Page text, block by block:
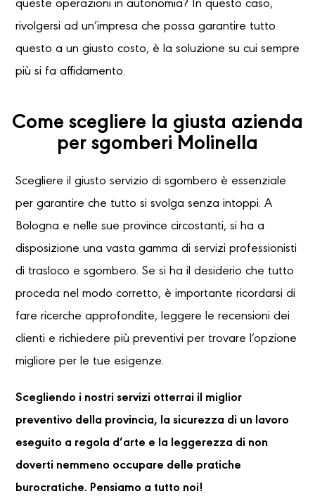
queste operazioni in autonomia? In questo caso,
rivolgersi ad un’impresa che possa garantire tutto
questo a un giusto costo, è la soluzione su cui sempre
più si fa affidamento.
Come scegliere la giusta azienda
per sgomberi Molinella
Scegliere il giusto servizio di sgombero è essenziale
per garantire che tutto si svolga senza intoppi. A
Bologna e nelle sue province circostanti, si ha a
disposizione una vasta gamma di servizi professionisti
di trasloco e sgombero. Se si ha il desiderio che tutto
proceda nel modo corretto, è importante ricordarsi di
fare ricerche approfondite, leggere le recensioni dei
clienti e richiedere più preventivi per trovare l’opzione
migliore per le tue esigenze.
Scegliendo i nostri servizi otterrai il miglior
preventivo della provincia, la sicurezza di un lavoro
eseguito a regola d’arte e la leggerezza di non
doverti nemmeno occupare delle pratiche
burocratiche. Pensiamo a tutto noi!